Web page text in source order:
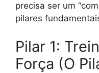
precisa ser um
pilares
Pilar 1:
Força (O